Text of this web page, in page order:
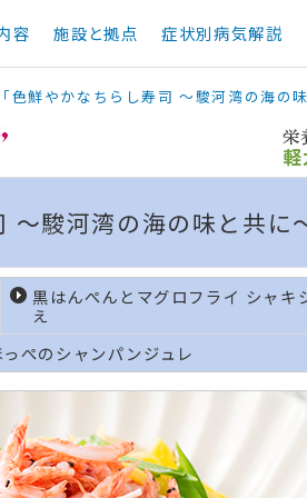
容 施設と拠点 症状別病気解説
色鮮やかなちらし寿司 ～駿河湾の海の味
～駿河湾の海の味と共に
黒はんぺんとマグロフライ シャキ
え
ぺのシャンパンジュレ